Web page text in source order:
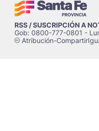
RSS / SUSCRIPCIÓN A
Gob: 0800-777-0801 -
cAtribución-